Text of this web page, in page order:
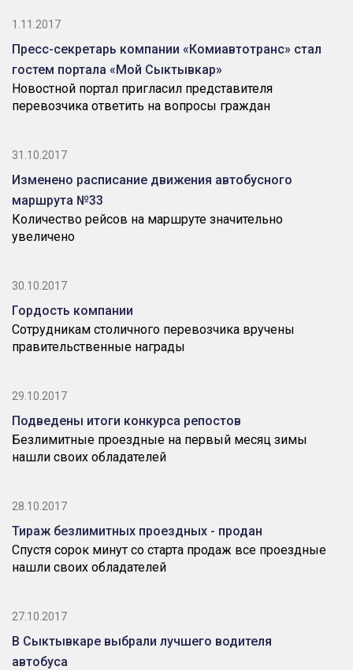
1.11.2017
Пресс-секретарь компании «Комиавтотранс» стал
гостем портала «Мой Сыктывкар»
Новостной портал пригласил представителя
перевозчика ответить на вопросы граждан
31.10.2017
Изменено расписание движения автобусного
маршрута №33
Количество рейсов на маршруте значительно
увеличено
30.10.2017
Гордость компании
Сотрудникам столичного перевозчика вручены
правительственные награды
29.10.2017
Подведены итоги конкурса репостов
Безлимитные проездные на первый месяц зимы
нашли своих обладателей
28.10.2017
Тираж безлимитных проездных - продан
Спустя сорок минут со старта продаж все проездные
нашли своих обладателей
27.10.2017
В Сыктывкаре выбрали лучшего водителя
автобуса